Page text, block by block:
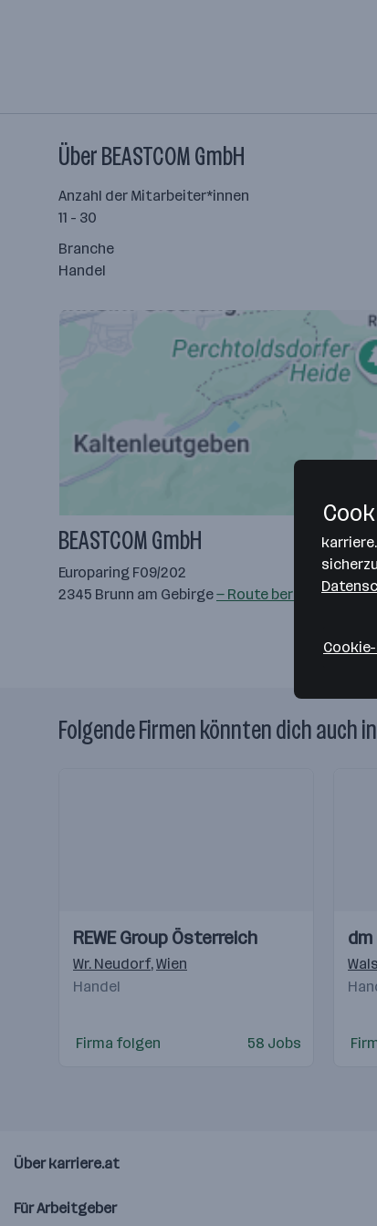
Über BEASTCOM GmbH
Anzahl der Mitarbeiter*innen
11 - 30
Branche
Handel
BEASTCOM GmbH
Europaring F09/202
2345 Brunn am Gebirge— Route berechnen
Folgende Firmen könnten dich auch
Videos
Einblicke
Einblicke
REWE Group Österreich
Wr. Neudorf,Wien
Handel
Firma folgen 58 Jobs
Wals
Über karriere.at
Für Arbeitgeber